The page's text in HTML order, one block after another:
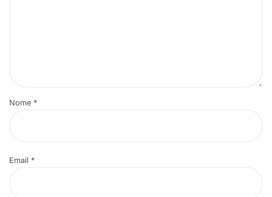
Nome *
Email *